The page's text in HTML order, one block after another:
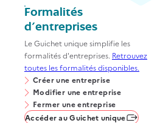
Formalités
d'entreprises
Le Guichet unique simplifie les
formalités d'entreprises. Retrouvez
toutes les formalités disponibles.
Créer une entreprise
Modifier une entreprise
Fermer une entreprise
Accéder au Guichet unique